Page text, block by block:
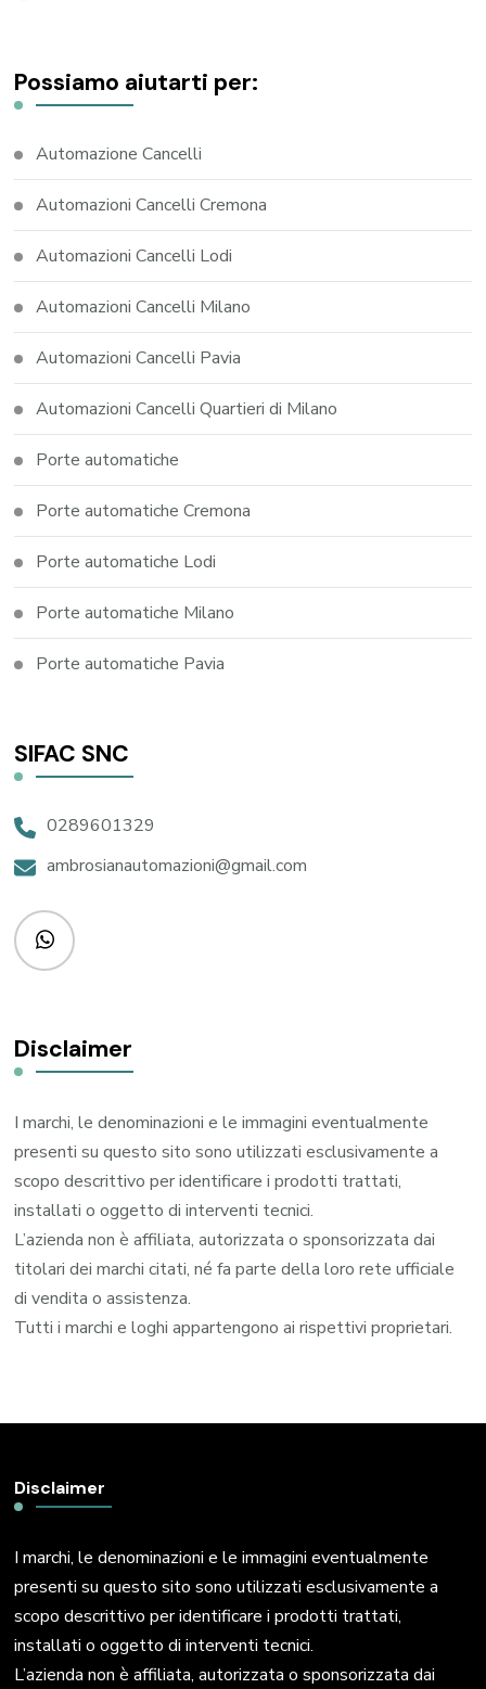
Possiamo aiutarti per:
Automazione Cancelli
Automazioni Cancelli Cremona
Automazioni Cancelli Lodi
Automazioni Cancelli Milano
Automazioni Cancelli Pavia
Automazioni Cancelli Quartieri di Milano
Porte automatiche
Porte automatiche Cremona
Porte automatiche Lodi
Porte automatiche Milano
Porte automatiche Pavia
SIFAC SNC
0289601329
ambrosianautomazioni@gmail.com
Disclaimer
I marchi, le denominazioni e le immagini eventualmente
presenti su questo sito sono utilizzati esclusivamente a
scopo descrittivo per identificare i prodotti trattati,
installati o oggetto di interventi tecnici.
L’azienda non è affiliata, autorizzata o sponsorizzata dai
titolari dei marchi citati, né fa parte della loro rete ufficiale
di vendita o assistenza.
Tutti i marchi e loghi appartengono ai rispettivi proprietari.
Disclaimer
I marchi, le denominazioni e le immagini eventualmente
presenti su questo sito sono utilizzati esclusivamente a
scopo descrittivo per identificare i prodotti trattati,
installati o oggetto di interventi tecnici.
L’azienda non è affiliata, autorizzata o sponsorizzata dai